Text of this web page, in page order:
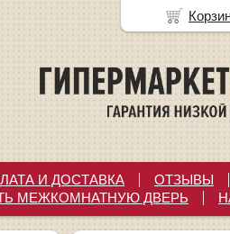
И ДОСТАВКА ОТЗЫВЫ
МЕЖКОМНАТНУЮ ДВЕРЬ